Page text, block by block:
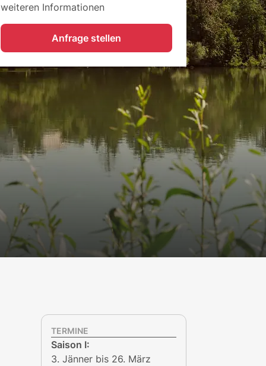
weiteren Informationen
Anfrage stellen
Jetzt anfragen
TERMINE
Saison I:
3. Jänner bis 26. März